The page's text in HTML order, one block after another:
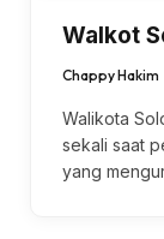
Walkot
Chappy Hakim
Walikota
sekali saat
yang